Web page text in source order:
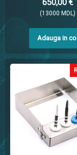
DETALII DESPRE
Implantul dentar
lungimile
650,00 €
(13000 MDL)
Adauga in